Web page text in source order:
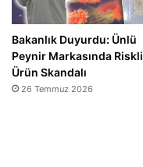
Bakanlık Duyurdu: Ünlü
Peynir Markasında Riskli
Ürün Skandalı
26 Temmuz 2026